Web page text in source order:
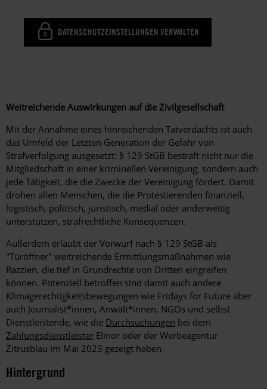
DATENSCHUTZEINSTELLUNGEN VERWALTEN
Weitreichende Auswirkungen auf die Zivilgesellschaft
Mit der Annahme eines hinreichenden Tatverdachts ist auch
das Umfeld der Letzten Generation der Gefahr von
Strafverfolgung ausgesetzt: § 129 StGB bestraft nicht nur die
Mitgliedschaft in einer kriminellen Vereinigung, sondern auch
jede Tätigkeit, die die Zwecke der Vereinigung fördert. Damit
drohen allen Menschen, die die Protestierenden finanziell,
logistisch, politisch, juristisch, medial oder anderweitig
unterstützen, strafrechtliche Konsequenzen.
Außerdem erlaubt der Vorwurf nach § 129 StGB als
"Türöffner" weitreichende Ermittlungsmaßnahmen wie
Razzien, die tief in Grundrechte von Dritten eingreifen
können. Potenziell betroffen sind damit auch andere
Klimagerechtigkeitsbewegungen wie Fridays for Future aber
auch Journalist*innen, Anwält*innen, NGOs und selbst
Dienstleistende, wie die Durchsuchungen bei dem
Zahlungsdienstleister Elinor oder der Werbeagentur
Zitrusblau im Mai 2023 gezeigt haben.
Hintergrund